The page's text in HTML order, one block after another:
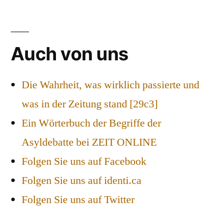
Auch von uns
Die Wahrheit, was wirklich passierte und
was in der Zeitung stand [29c3]
Ein Wörterbuch der Begriffe der
Asyldebatte bei ZEIT ONLINE
Folgen Sie uns auf Facebook
Folgen Sie uns auf identi.ca
Folgen Sie uns auf Twitter